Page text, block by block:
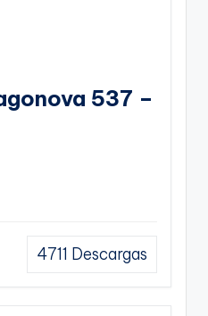
537 –
4711 Descargas